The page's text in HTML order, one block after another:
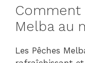
Comment
Melba au
Les Pêches